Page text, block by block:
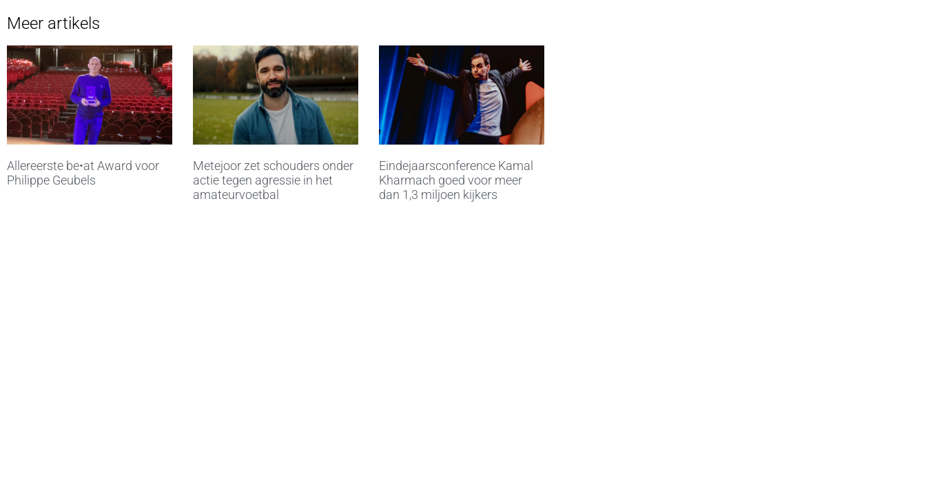
Meer artikels
Allereerste be•at Award voor
Philippe Geubels
Metejoor zet schouders onder
actie tegen agressie in het
amateurvoetbal
Eindejaarsconference Kamal
Kharmach goed voor meer
dan 1,3 miljoen kijkers